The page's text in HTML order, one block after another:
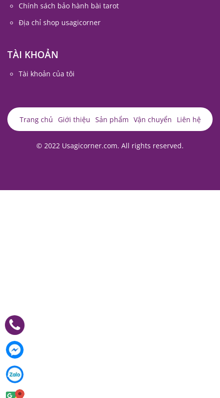
Chính sách bảo hành bài tarot
Địa chỉ shop usagicorner
TÀI KHOẢN
Tài khoản của tôi
Trang chủ Giới thiệu Sản phẩm Vận chuyển Liên hệ
© 2022 Usagicorner.com. All rights reserved.